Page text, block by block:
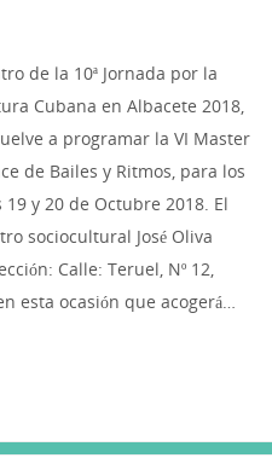
de la 10ª Jornada por la
Cubana en Albacete 2018,
a programar la VI Master
de Bailes y Ritmos, para los
19 y 20 de Octubre 2018. El
sociocultural José Oliva
Calle: Teruel, Nº 12,
esta ocasión que acogerá…